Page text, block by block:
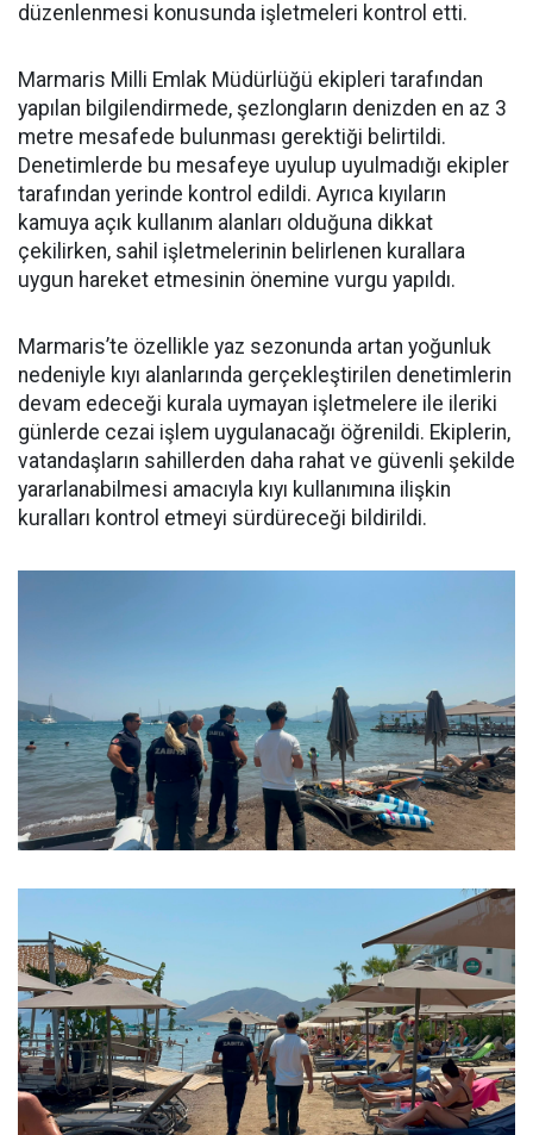
düzenlenmesi konusunda işletmeleri kontrol etti.
Marmaris Milli Emlak Müdürlüğü ekipleri tarafından
yapılan bilgilendirmede, şezlongların denizden en az 3
metre mesafede bulunması gerektiği belirtildi.
Denetimlerde bu mesafeye uyulup uyulmadığı ekipler
tarafından yerinde kontrol edildi. Ayrıca kıyıların
kamuya açık kullanım alanları olduğuna dikkat
çekilirken, sahil işletmelerinin belirlenen kurallara
uygun hareket etmesinin önemine vurgu yapıldı.
Marmaris’te özellikle yaz sezonunda artan yoğunluk
nedeniyle kıyı alanlarında gerçekleştirilen denetimlerin
devam edeceği kurala uymayan işletmelere ile ileriki
günlerde cezai işlem uygulanacağı öğrenildi. Ekiplerin,
vatandaşların sahillerden daha rahat ve güvenli şekilde
yararlanabilmesi amacıyla kıyı kullanımına ilişkin
kuralları kontrol etmeyi sürdüreceği bildirildi.